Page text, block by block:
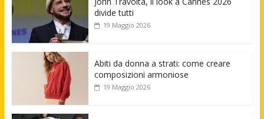
divide tutti
19 Maggio 2026
Abiti da donna a strati: come creare
composizioni armoniose
19 Maggio 2026